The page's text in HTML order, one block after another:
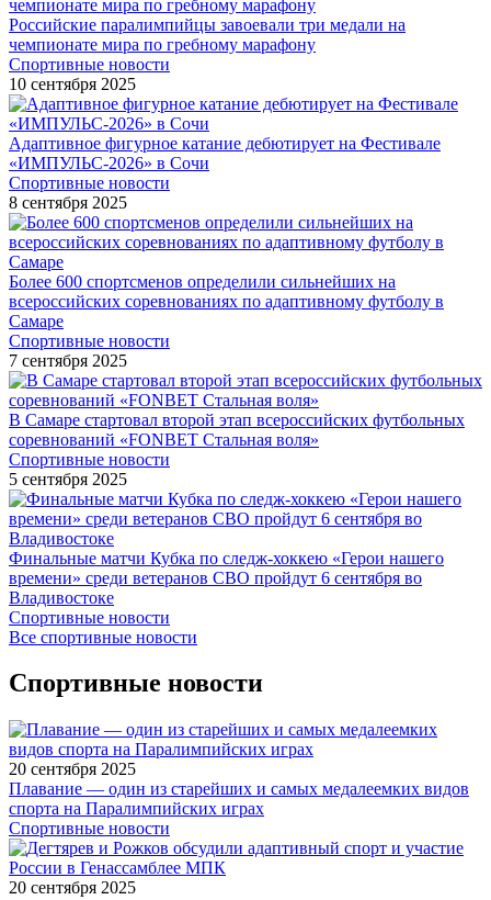
Российские паралимпийцы завоевали три медали на
чемпионате мира по гребному марафону
Спортивные новости
10 сентября 2025
Адаптивное фигурное катание дебютирует на Фестивале
«ИМПУЛЬС-2026» в Сочи
Спортивные новости
8 сентября 2025
Более 600 спортсменов определили сильнейших на
всероссийских соревнованиях по адаптивному футболу в
Самаре
Спортивные новости
7 сентября 2025
В Самаре стартовал второй этап всероссийских футбольных
соревнований «FONBET Стальная воля»
Спортивные новости
5 сентября 2025
Финальные матчи Кубка по следж-хоккею «Герои нашего
времени» среди ветеранов СВО пройдут 6 сентября во
Владивостоке
Спортивные новости
Все спортивные новости
Спортивные новости
20 сентября 2025
Плавание — один из старейших и самых медалеемких видов
спорта на Паралимпийских играх
Спортивные новости
20 сентября 2025